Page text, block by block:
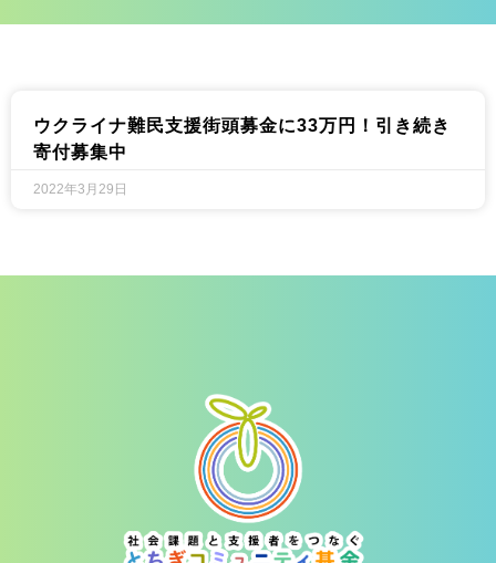
ウクライナ難民支援街頭募金に33万円！引き続き
寄付募集中
2022年3月29日